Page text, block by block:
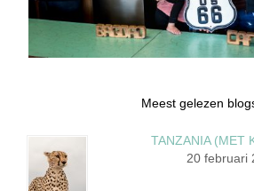
Meest gelezen
TANZANIA (MET
20 februari